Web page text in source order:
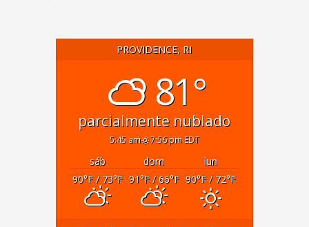
PROVIDENCE, RI
81°
parcialmente nublado
5:45 am 7:56 pm EDT
sáb dom
lun
90°F/ 73°F 91°F/ 66°F 90°F/ 72°F